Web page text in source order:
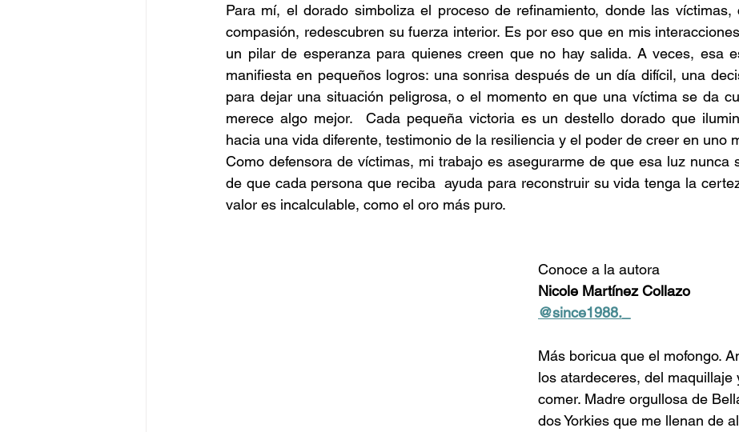
Para mí, el dorado simboliza el proceso de refinamiento, donde las víctimas,
compasión, redescubren su fuerza interior. Es por eso que en mis
un pilar de esperanza para quienes creen que no hay salida. A veces, esa
manifiesta en pequeños logros: una sonrisa después de un día difícil, una
para dejar una situación peligrosa, o el momento en que una víctima se da
merece algo mejor.  Cada pequeña victoria es un destello dorado que
hacia una vida diferente, testimonio de la resiliencia y el poder de creer en uno
Como defensora de víctimas, mi trabajo es asegurarme de que esa luz nunca
de que cada persona que reciba  ayuda para reconstruir su vida tenga la
valor es incalculable, como el oro más puro.
Conoce a la autora
Nicole Martínez Collazo
@since1988._
Más boricua que el mofongo.
los atardeceres, del maquillaje
comer. Madre orgullosa de
dos Yorkies que me llenan de